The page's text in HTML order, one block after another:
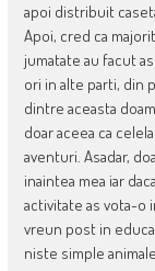
apoi distribuit
Apoi, cred ca
jumatate au facut
ori in alte parti, din
dintre aceasta
doar aceea ca
aventuri. Asadar,
inaintea mea iar
activitate as vota-o
vreun post in
niste simple